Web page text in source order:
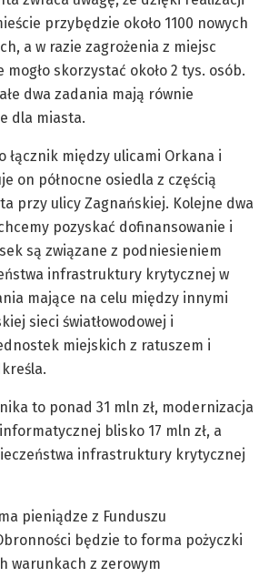
przybędzie około 1100 nowych
a w razie zagrożenia z miejsc
skorzystać około 2 tys. osób.
dwa zadania mają równie
dla miasta.
łącznik między ulicami Orkana i
on północne osiedla z częścią
przy ulicy Zagnańskiej. Kolejne dwa
pozyskać dofinansowanie i
są związane z podniesieniem
infrastruktury krytycznej w
mające na celu między innymi
sieci światłowodowej i
miejskich z ratuszem i
to ponad 31 mln zł, modernizacja
blisko 17 mln zł, a
infrastruktury krytycznej
pieniądze z Funduszu
będzie to forma pożyczki
warunkach z zerowym